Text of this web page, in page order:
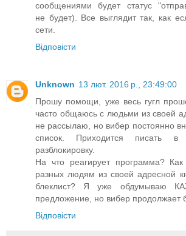
сообщениями будет статус
не будет). Все выглядит так, как
сети.
Відповісти
Unknown 13 лют. 2016 р., 23:49:00
Прошу помощи, уже весь гугл
часто общаюсь с людьми из своей
не рассылаю, но вибер постоянно
список. Приходится писать в
разблокировку.
На что реагирует программа?
разных людям из своей адресной
блеклист? Я уже обдумываю
предложение, но вибер продолжает
Відповісти